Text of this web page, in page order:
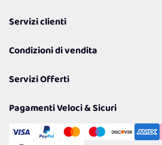
Coupon
Lavora con noi
Politiche per la parità di genere
Servizi clienti
Richiamami
Resi
Condizioni di vendita
Spedizioni
Cookie Policy
Gestisci Cookie
Servizi Offerti
Reso Facile e Veloce
Pagamenti Veloci & Sicuri